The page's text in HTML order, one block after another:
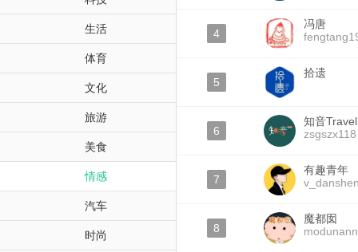
生活
体育
文化
旅游
美食
情感
汽车
时尚
4
冯唐
5
拾遗
6
知音Travel
zsgszx118
7
有趣青年
8
魔都囡
modunann